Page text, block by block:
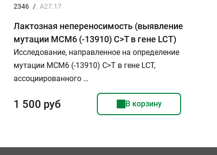
2346 / А27.17
Лактозная непереносимость (выявление
мутации МСМ6 (-13910) C>T в гене LCT)
Исследование, направленное на определение
мутации МСМ6 (-13910) C>T в гене LCT,
ассоциированного …
1 500 руб В корзину